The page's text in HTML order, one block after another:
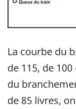
La courbe du
de 115, de
du
de 85 livres,